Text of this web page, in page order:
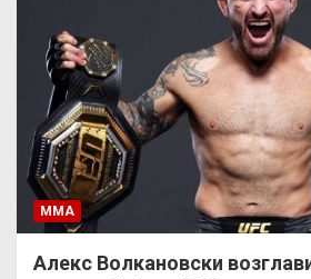
ММА
Алекс Волкановски